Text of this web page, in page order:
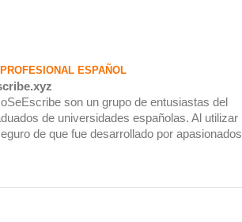
ESPAÑOL
son un grupo de entusiastas del
de universidades españolas. Al utilizar
de que fue desarrollado por apasionados